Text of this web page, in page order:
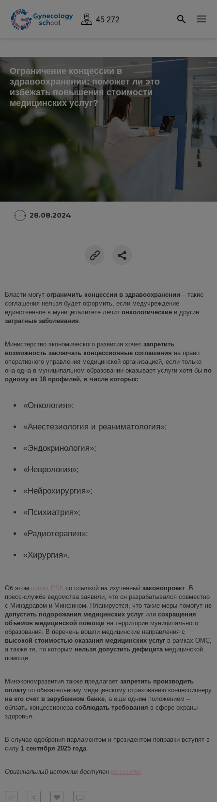
45 272
Ограничение концессии в
здравоохранении: поможет ли это
избежать повышения стоимости
медицинских услуг?
28.08.2024
Власти могут ограничить концессии в здравоохранении – такие
соглашения нельзя будет оформить, если медучреждение
единственное в муниципалитете лечит онкологические и другие
затратные заболевания
Министерство экономического развития хочет запретить
возможность заключать концессионные соглашения на право
оперативного управления медицинской организацией, если только
она одна в муниципальном образовании оказывает услуги хотя бы по
одному из 18 профилей, в числе которых:
«Онкология»;
«Анестезиология и реаниматология»;
«Эндокринология»;
«Неврология»;
«Нейрохирургия»;
«Психиатрия»;
«Радиотерапия»;
«Хирургия».
Об этом пишет РБК со ссылкой на изученный законопроект . В
пресс-службе ведомства заявили, что он разрабатывался совместно
с Минздравом и Минфином. Планируется, что такие меры помогут не
допустить подорожания медицинских услуг или сокращения
объемов медицинской помощи на территории муниципального
образования. В перечень вошли медицинские направления с
высокой стоимостью оказания медицинских услуг в рамках ОМС,
а также те, по которым нельзя допустить дефицита медицинской
помощи.
Минэкономразвития также предлагает запретить производить
оплату по обязательному медицинскому страхованию концессионеру
на его счет в зарубежном банке , а еще одним положением –
обязать концессионера соблюдать требования в сфере охраны
здоровья.
В случае одобрения парламентом и президентом поправки вступят в
силу 1 сентября 2025 года
Оригинальный источник доступен по ссылке